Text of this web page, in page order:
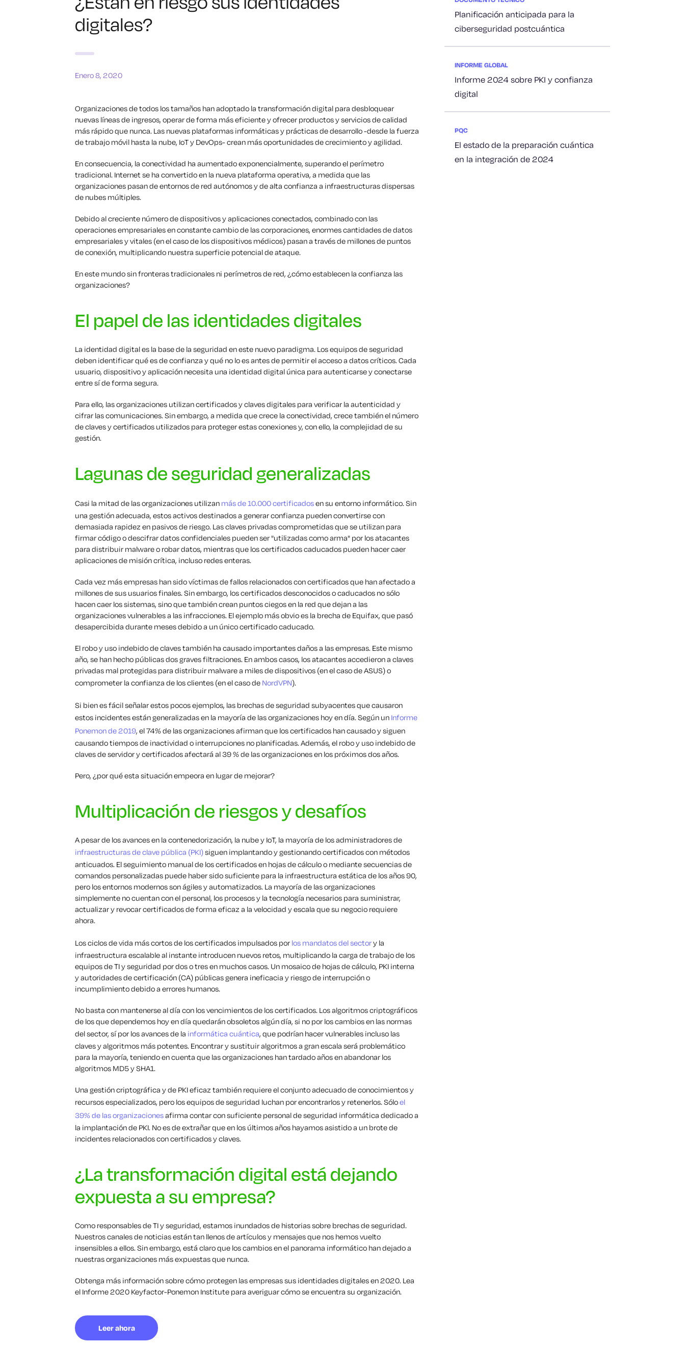
digitales?
Enero 8, 2020
Organizaciones de todos los tamaños han adoptado la transformación digital para desbloquear
nuevas líneas de ingresos, operar de forma más eficiente y ofrecer productos y servicios de calidad
más rápido que nunca. Las nuevas plataformas informáticas y prácticas de desarrollo -desde la fuerza
de trabajo móvil hasta la nube, IoT y DevOps- crean más oportunidades de crecimiento y agilidad.
En consecuencia, la conectividad ha aumentado exponencialmente, superando el perímetro
tradicional. Internet se ha convertido en la nueva plataforma operativa, a medida que las
organizaciones pasan de entornos de red autónomos y de alta confianza a infraestructuras dispersas
de nubes múltiples.
Debido al creciente número de dispositivos y aplicaciones conectados, combinado con las
operaciones empresariales en constante cambio de las corporaciones, enormes cantidades de datos
empresariales y vitales (en el caso de los dispositivos médicos) pasan a través de millones de puntos
de conexión, multiplicando nuestra superficie potencial de ataque.
En este mundo sin fronteras tradicionales ni perímetros de red, ¿cómo establecen la confianza las
organizaciones?
El papel de las identidades digitales
La identidad digital es la base de la seguridad en este nuevo paradigma. Los equipos de seguridad
deben identificar qué es de confianza y qué no lo es antes de permitir el acceso a datos críticos. Cada
usuario, dispositivo y aplicación necesita una identidad digital única para autenticarse y conectarse
entre sí de forma segura.
Para ello, las organizaciones utilizan certificados y claves digitales para verificar la autenticidad y
cifrar las comunicaciones. Sin embargo, a medida que crece la conectividad, crece también el número
de claves y certificados utilizados para proteger estas conexiones y, con ello, la complejidad de su
gestión.
Lagunas de seguridad generalizadas
Casi la mitad de las organizaciones utilizan más de 10.000 certificadosen su entorno informático. Sin
una gestión adecuada, estos activos destinados a generar confianza pueden convertirse con
demasiada rapidez en pasivos de riesgo. Las claves privadas comprometidas que se utilizan para
firmar código o descifrar datos confidenciales pueden ser "utilizadas como arma" por los atacantes
para distribuir malware o robar datos, mientras que los certificados caducados pueden hacer caer
aplicaciones de misión crítica, incluso redes enteras.
Cada vez más empresas han sido víctimas de fallos relacionados con certificados que han afectado a
millones de sus usuarios finales. Sin embargo, los certificados desconocidos o caducados no sólo
hacen caer los sistemas, sino que también crean puntos ciegos en la red que dejan a las
organizaciones vulnerables a las infracciones. El ejemplo más obvio es la brecha de Equifax, que pasó
desapercibida durante meses debido a un único certificado caducado.
El robo y uso indebido de claves también ha causado importantes daños a las empresas. Este mismo
año, se han hecho públicas dos graves filtraciones. En ambos casos, los atacantes accedieron a claves
privadas mal protegidas para distribuir malware a miles de dispositivos (en el caso de ASUS) o
comprometer la confianza de los clientes (en el caso de NordVPN).
Si bien es fácil señalar estos pocos ejemplos, las brechas de seguridad subyacentes que causaron
estos incidentes están generalizadas en la mayoría de las organizaciones hoy en día. Según un Informe
Ponemon de 2019, el 74% de las organizaciones afirman que los certificados han causado y siguen
causando tiempos de inactividad o interrupciones no planificadas. Además, el robo y uso indebido de
claves de servidor y certificados afectará al 39 % de las organizaciones en los próximos dos años.
Pero, ¿por qué esta situación empeora en lugar de mejorar?
Multiplicación de riesgos y desafíos
A pesar de los avances en la contenedorización, la nube y IoT, la mayoría de los administradores de
infraestructuras de clave pública (PKI)siguen implantando y gestionando certificados con métodos
anticuados. El seguimiento manual de los certificados en hojas de cálculo o mediante secuencias de
comandos personalizadas puede haber sido suficiente para la infraestructura estática de los años 90,
pero los entornos modernos son ágiles y automatizados. La mayoría de las organizaciones
simplemente no cuentan con el personal, los procesos y la tecnología necesarios para suministrar,
actualizar y revocar certificados de forma eficaz a la velocidad y escala que su negocio requiere
ahora.
Los ciclos de vida más cortos de los certificados impulsados por los mandatos del sectory la
infraestructura escalable al instante introducen nuevos retos, multiplicando la carga de trabajo de los
equipos de TI y seguridad por dos o tres en muchos casos. Un mosaico de hojas de cálculo, PKI interna
y autoridades de certificación (CA) públicas genera ineficacia y riesgo de interrupción o
incumplimiento debido a errores humanos.
No basta con mantenerse al día con los vencimientos de los certificados. Los algoritmos criptográficos
de los que dependemos hoy en día quedarán obsoletos algún día, si no por los cambios en las normas
del sector, sí por los avances de la informática cuántica, que podrían hacer vulnerables incluso las
claves y algoritmos más potentes. Encontrar y sustituir algoritmos a gran escala será problemático
para la mayoría, teniendo en cuenta que las organizaciones han tardado años en abandonar los
algoritmos MD5 y SHA1.
Una gestión criptográfica y de PKI eficaz también requiere el conjunto adecuado de conocimientos y
recursos especializados, pero los equipos de seguridad luchan por encontrarlos y retenerlos. Sóloel
39% de las organizacionesafirma contar con suficiente personal de seguridad informática dedicado a
la implantación de PKI. No es de extrañar que en los últimos años hayamos asistido a un brote de
incidentes relacionados con certificados y claves.
¿La transformación digital está dejando
expuesta a su empresa?
Como responsables de TI y seguridad, estamos inundados de historias sobre brechas de seguridad.
Nuestros canales de noticias están tan llenos de artículos y mensajes que nos hemos vuelto
insensibles a ellos. Sin embargo, está claro que los cambios en el panorama informático han dejado a
nuestras organizaciones más expuestas que nunca.
Obtenga más información sobre cómo protegen las empresas sus identidades digitales en 2020. Lea
el Informe 2020 Keyfactor-Ponemon Institute para averiguar cómo se encuentra su organización.
Leer ahora
Planificación anticipada para la
ciberseguridad postcuántica
INFORME GLOBAL
Informe 2024 sobre PKI y confianza
digital
PQC
El estado de la preparación cuántica
en la integración de 2024